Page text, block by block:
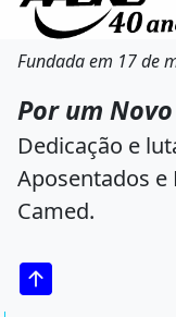
Fundada em 17 de
Por um
Dedicação e
Aposentados e
Camed.